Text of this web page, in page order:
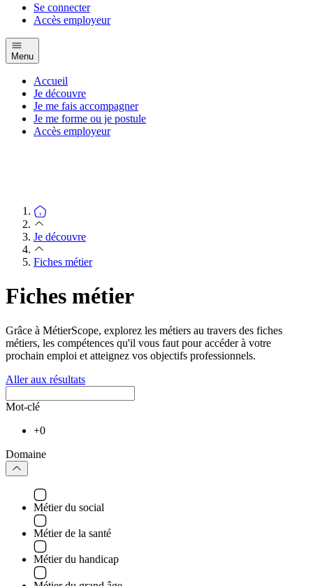
Se connecter
Accès employeur
Menu
Accueil
Je découvre
Je me fais accompagner
Je me forme ou je postule
Accès employeur
Je découvre
Fiches métier
Fiches métier
Grâce à MétierScope, explorez les métiers au travers des fiches
métiers, les compétences qu'il vous faut pour accéder à votre
prochain emploi et atteignez vos objectifs professionnels.
Aller aux résultats
Mot-clé
+0
Domaine
Métier du social
Métier de la santé
Métier du handicap